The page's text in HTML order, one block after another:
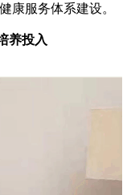
康服务体系建设。
养投入